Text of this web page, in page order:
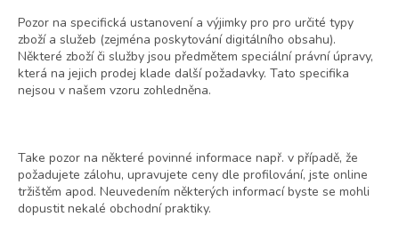
Pozor na specifická ustanovení a výjimky pro pro určité typy
zboží a služeb (zejména poskytování digitálního obsahu).
Některé zboží či služby jsou předmětem speciální právní úpravy,
která na jejich prodej klade další požadavky. Tato specifika
nejsou v našem vzoru zohledněna.
Take pozor na některé povinné informace např. v případě, že
požadujete zálohu, upravujete ceny dle profilování, jste online
tržištěm apod. Neuvedením některých informací byste se mohli
dopustit nekalé obchodní praktiky.